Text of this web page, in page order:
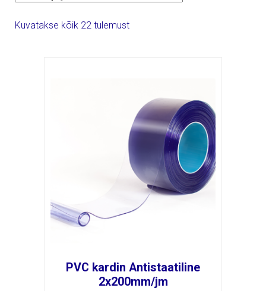
Kuvatakse kõik 22 tulemust
PVC kardin Antistaatiline
2x200mm/jm